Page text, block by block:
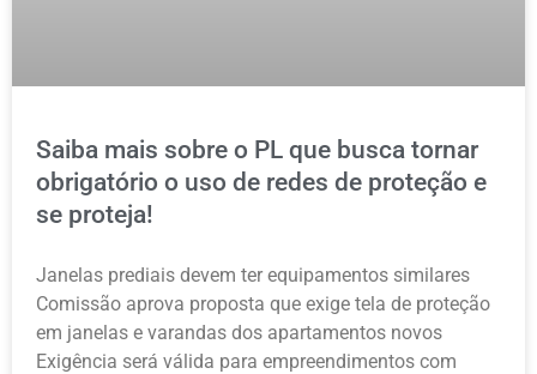
Saiba mais sobre o PL que busca tornar
obrigatório o uso de redes de proteção e
se proteja!
Janelas prediais devem ter equipamentos similares
Comissão aprova proposta que exige tela de proteção
em janelas e varandas dos apartamentos novos
Exigência será válida para empreendimentos com